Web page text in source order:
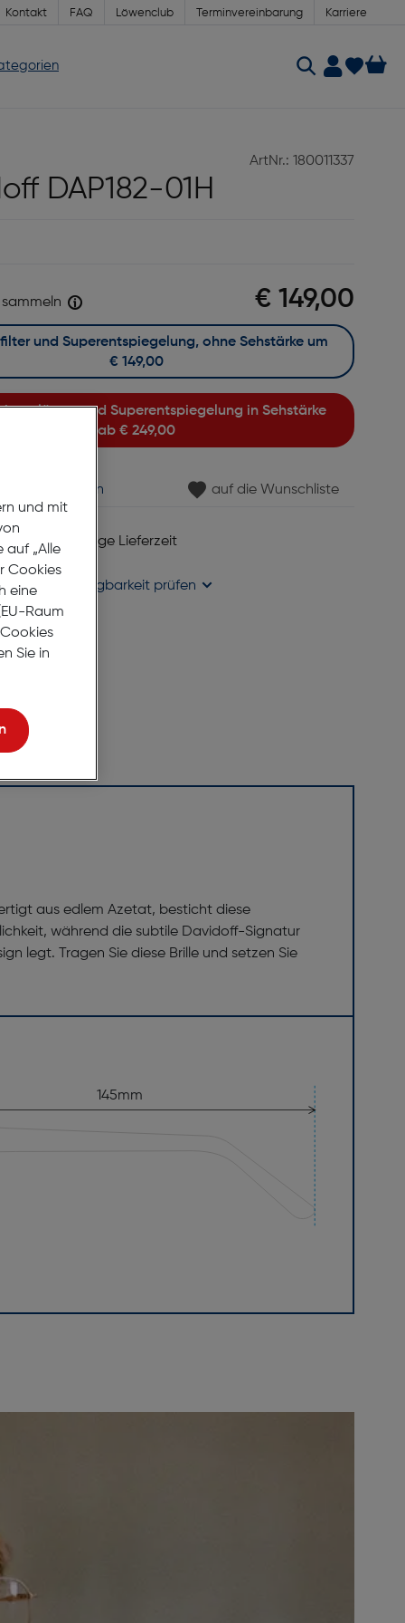
Kontakt FAQ Löwenclub Terminvereinbarung Karriere
ArtNr.: 180011337
DAP182-01H
€ 149,00
ab€ 249,00
€ 149,00
vereinbaren auf die Wunschliste
6 bis 8 Werktage Lieferzeit
liefern
in
Verfügbarkeit prüfen
aus edlem Azetat, besticht diese
während die subtile Davidoff-Signatur
legt. Tragen Sie diese Brille und setzen Sie
145mm
und mit
auf „Alle
Cookies
eine
Raum
Sie in